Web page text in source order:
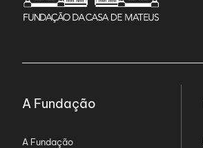
A Fundação
A Fundação